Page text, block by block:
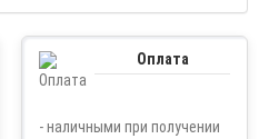
Оплата
- наличными при получении